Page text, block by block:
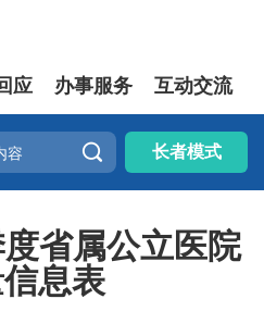
应 办事服务 互动交流
 长者模式
省属公立医院
息表